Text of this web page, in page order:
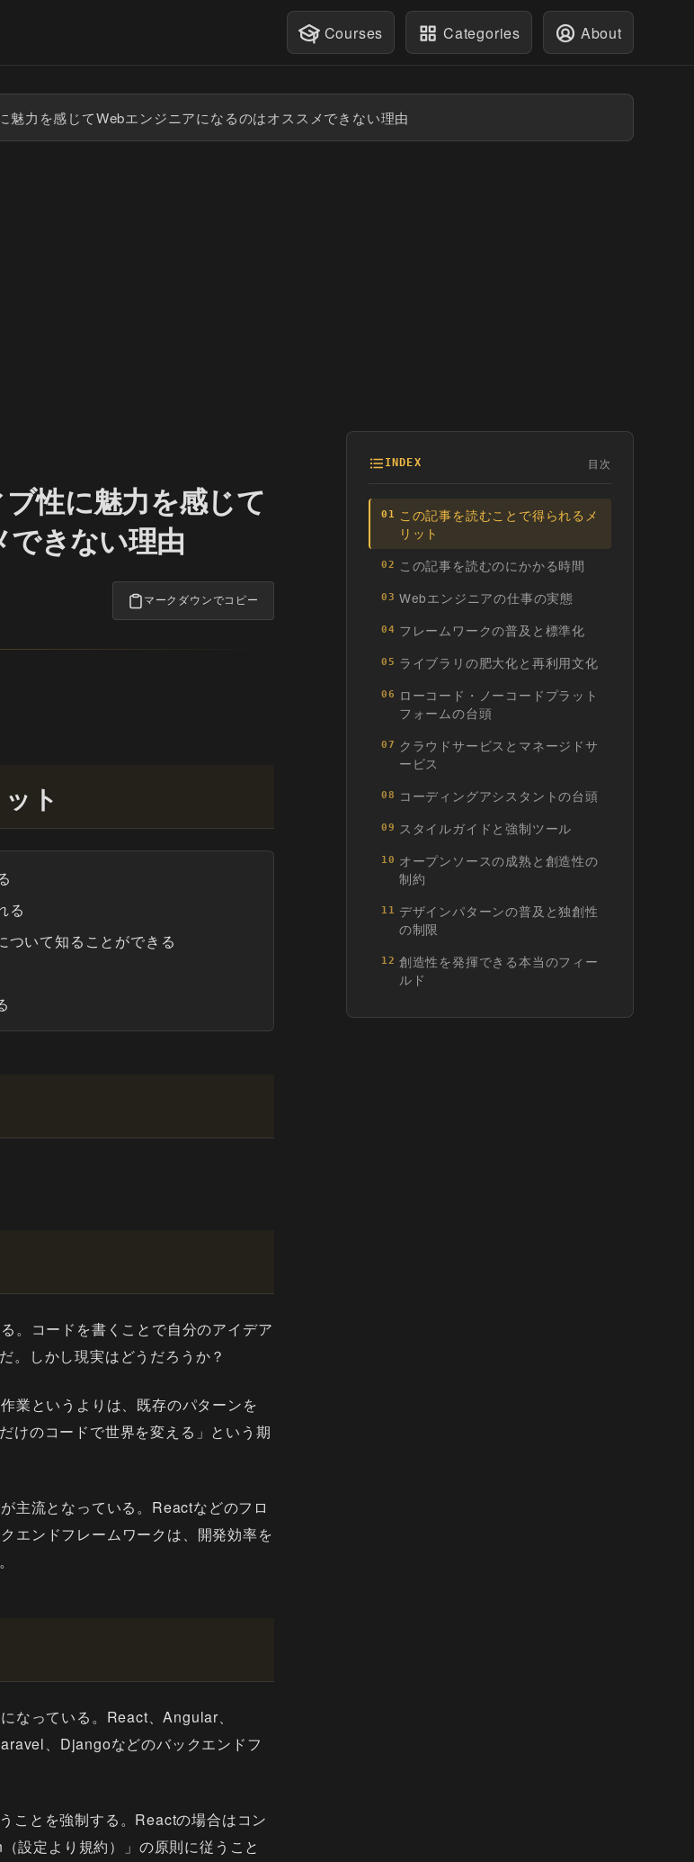
Courses Categories About
魅力を感じてWebエンジニアになるのはオススメできない理由
性に魅力を感じて
きない理由
マークダウンでコピー
ト
る
ついて知ることができる
。コードを書くことで自分のアイデア
しかし現実はどうだろうか？
業というよりは、既存のパターンを
けのコードで世界を変える」という期
主流となっている。Reactなどのフロ
エンドフレームワークは、開発効率を
なっている。React、Angular、
、Djangoなどのバックエンドフ
ことを強制する。Reactの場合はコン
設定より規約）」の原則に従うこと
INDEX 目次
01 この記事を読むことで得られるメ
リット
02 この記事を読むのにかかる時間
03 Webエンジニアの仕事の実態
04 フレームワークの普及と標準化
05 ライブラリの肥大化と再利用文化
06
ローコード・ノーコードプラット
フォームの台頭
07
クラウドサービスとマネージドサ
ービス
08 コーディングアシスタントの台頭
09 スタイルガイドと強制ツール
10 オープンソースの成熟と創造性の
制約
11 デザインパターンの普及と独創性
の制限
12 創造性を発揮できる本当のフィー
ルド